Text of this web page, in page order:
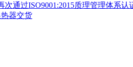
通过ISO9001:2015质理管理体系认
器交货